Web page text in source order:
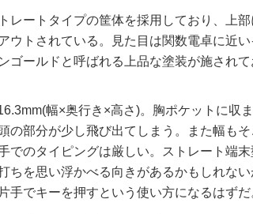
ートタイプの筐体を採用しており、上部
ウトされている。見た目は関数電卓に近い
ゴールドと呼ばれる上品な塗装が施され
幅×奥行き×高さ)。胸ポケットに収
の部分が少し飛び出てしまう。また幅も
でのタイピングは厳しい。ストレート端末
ちを思い浮かべる向きがあるかもしれな
手でキーを押すという使い方になるはずだ